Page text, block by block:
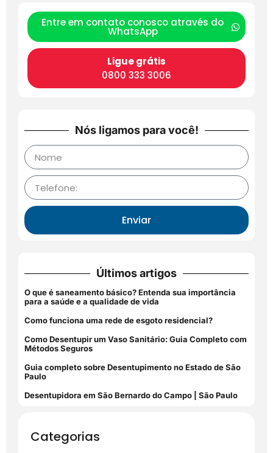
Entre em contato conosco através do
WhatsApp
Ligue grátis
0800 333 3006
Nós ligamos para você!
Enviar
Últimos artigos
O que é saneamento básico? Entenda sua importância
para a saúde e a qualidade de vida
Como funciona uma rede de esgoto residencial?
Como Desentupir um Vaso Sanitário: Guia Completo com
Métodos Seguros
Guia completo sobre Desentupimento no Estado de São
Paulo
Desentupidora em São Bernardo do Campo | São Paulo
Categorias